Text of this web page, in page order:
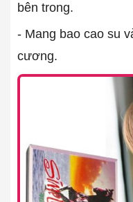
bên trong.
- Mang bao cao su
cương.